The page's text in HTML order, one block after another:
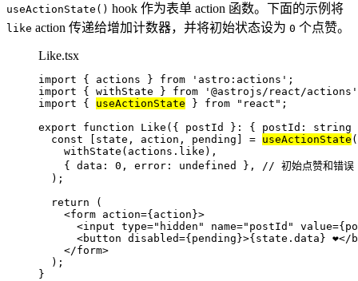
useActionState() hook 作为表单 action 函数。下面的示例将
like action 传递给增加计数器，并将初始状态设为 0 个点赞。
Like.tsx
import { actions } from ' astro:actions ' ;
import { withState } from ' @astrojs/react/actions '
import { useActionState } from " react " ;
export
function Like ( { postId } : { postId : string
const [ state , action , pending ] = useActionState (
withState ( actions . like ) ,
{ data: 0 , error: undefined } ,
// 初始点赞和错误
);
return (
<form action={action}>
<input type=" hidden " name=" postId " value={
<button disabled={pending}>{state . data} ❤️</
</form>
);
}